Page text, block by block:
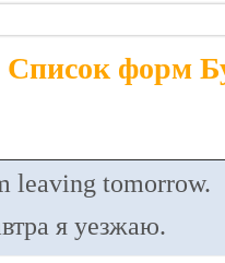
Список форм
leaving tomorrow.
я уезжаю.